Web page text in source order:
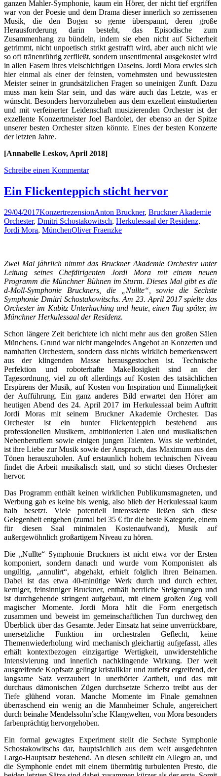
ganzen Mahler-Symphonie, kaum ein Hörer, der nicht tief ergriffen
war von der Poesie und dem Drama dieser innerlich so zerrissenen
Musik, die den Bogen so gerne überspannt, deren große
Herausforderung darin besteht, das Episodische zum
Zusammenhang zu bündeln, indem sie eben nicht auf Sicherheit
getrimmt, nicht unpoetisch strikt gestrafft wird, aber auch nicht wie
so oft tränenrührig zerfließt, sondern unsentimental ausgekostet wird
in allen Fasern ihres vielschichtigen Daseins. Jordi Mora erwies sich
hier einmal als einer der feinsten, vornehmsten und bewusstesten
Meister seiner in grundsätzlichen Fragen so uneinigen Zunft. Dazu
muss man kein Star sein, und das wäre auch das Letzte, was er
wünscht. Besonders hervorzuheben aus dem exzellent einstudierten
und mit verfeinerter Leidenschaft musizierenden Orchester ist der
exzellente Konzertmeister Joel Bardolet, der ebenso an der Spitze
unserer besten Orchester sitzen könnte. Eines der besten Konzerte
der letzten Jahre.
[Annabelle Leskov, April 2018]
Schreibe einen Kommentar
Ein Flickenteppich sticht hervor
29/04/2017KonzertrezensionAnton Bruckner, Bruckner Akademie
Orchester, Dmitri Schostakowitsch, Herkulessaal der Residenz,
Jordi Mora, MünchenOliver Fraenzke
Zwei Mal jährlich nimmt das Bruckner Akademie Orchester unter
Leitung seines Chefdirigenten Jordi Mora mit einem neuen
Programm die Münchner Bühnen im Sturm. Dieses Mal gibt es die
d-Moll-Symphonie Bruckners, die „Nullte“, sowie die Sechste
Symphonie Dmitri Schostakowitschs. Am 23. April 2017 spielte das
Orchester im Kubitz Unterhaching und heute, einen Tag später, im
Münchner Herkulessaal der Residenz.
Schon längere Zeit berichtete ich nicht mehr aus den großen Sälen
Münchens. Grund war nicht mangelndes Angebot an Konzerten und
namhaften Orchestern, sondern dass nichts wirklich bemerkenswert
aus der klingenden Masse herausgestochen ist. Technische
Perfektion und roboterhafte Makellosigkeit sind an der
Tagesordnung, viel zu oft allerdings auf Kosten des tatsächlichen
Erspürens der Musik, auf Kosten von Inspiration und Einmaligkeit
der Aufführung. Ein ganz anderes Bild erwartet den Hörer am
heutigen Abend des 24. April 2017 im Herkulessaal beim Auftritt
Jordi Moras mit seinem Bruckner Akademie Orchester. Das
Orchester ist ein bunter Flickenteppich bestehend aus
professionellen Musikern, ambitionierten Laien und musikalischen
Nebenberuflern sowie einigen jungen Talenten. Was sie verbindet,
ist ihre Liebe zur Musik sowie der Anspruch, das Maximum aus den
Tönen herauszuholen. Auf erstaunlich hohem technischen Niveau
findet die Arbeit musikalisch statt, und so sticht dieses Orchester
hervor.
Das Programm enthält keinen wirklichen Publikumsmagneten, und
Werbung gab es keine bis wenig, also blieb der Herkulessaal kaum
halb besetzt. Viele potentiell Interessierte ließen sich diese
Gelegenheit entgehen (zumal bei 35 € für die beste Kategorie, einem
für diesen Saal minimalen Kostenaufwand), Musik auf
außergewöhnlich großartigem Niveau zu hören.
Die „Nullte“ Symphonie Bruckners ist nicht etwa vor der Ersten
komponiert, sondern danach und wurde vom Komponisten als
ungültig, „annulirt“, abgehakt, erhielt folglich ihren Beinamen.
Dabei ist das etwa 40-minütige Werk durch und durch echter,
kerniger, feinsinniger Bruckner, enthält herrliche Steigerungen und
ist durchgehende stringent aufgebaut, mit einem großen Zug voll
magischer Momente. Jordi Mora hält die Form energetisch
zusammen und beweist im gemeinschaftlichen Tun durchweg den
Überblick über das Gesamte. Jeder Einsatz hat seine unverrückbare,
unersetzliche Funktion im orchestralen Geflecht, keine
Themenwiederholung wird mechanisch gleichartig aufgefasst, alles
erhält kontextbezogen einzigartige Wertigkeit, unwiderstehliche
Intensivierung und innerlich nachklingende Wirkung. Der weit
ausgreifende Kopfsatz gelingt kristallklar und zutiefst ergreifend, der
langsame Satz verzaubert in unerhörter Zartheit, und das mit
durchaus dämonischen Zügen durchsetzte Scherzo treibt aus der
Tiefe glühend voran. Manche Momente im Finale gemahnen
überraschend ein wenig an die Mannheimer Schule, angereichert
durch beinahe Mendelssohn’sche Klangwelten, von Mora besonders
farbenprächtig hervorgehoben.
Ein formal gewagtes Experiment stellt die Sechste Symphonie
Schostakowitschs dar, hauptsächlich aus dem weit ausgedehnten
Largo-Hauptsatz bestehend. An diesen schließt ein Allegro an, und
die Symphonie endet mit einem übermütig turbulenten Presto, die